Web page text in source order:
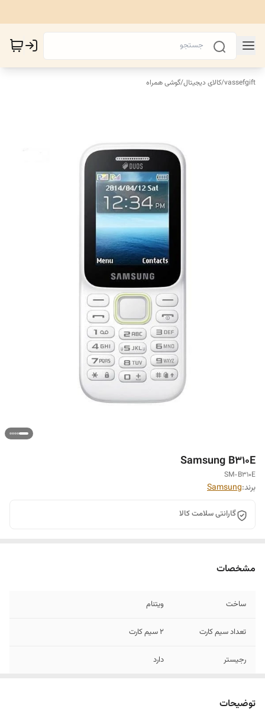
vassefgift
/کالای دیجیتال/گوشی همراه
Samsung B310E
SM-B310E
برند:Samsung
گارانتی سلامت کالا
مشخصات
ساخت ویتنام
تعداد سیم کارت 2 سیم کارت
رجیستر دارد
توضیحات